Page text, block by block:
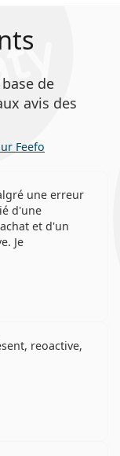
de
avis des
Feefo
une erreur
d'une
et d'un
Je
reoactive,